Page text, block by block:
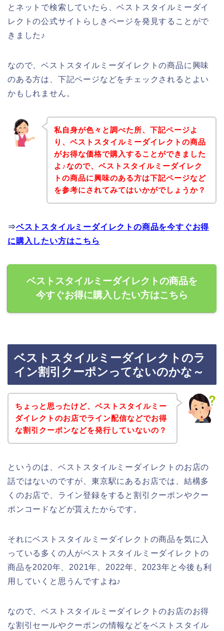
とネットで検索していたら、ベストスタイルミーダイ
レクトの公式サイトらしきページを発見することがで
きました♪
なので、ベストスタイルミーダイレクトの商品に興味
のある方は、下記ページなどをチェックされるとよい
かもしれません。
私自身が色々と調べた所、下記ページよ
り、ベストスタイルミーダイレクトの商品
がお得な価格で購入することができました
よ♪なので、ベストスタイルミーダイレク
トの商品に興味のある方は下記ページなど
を参考にされてみてはいかがでしょうか？
⇒ベストスタイルミーダイレクトの商品を今すぐお得
に購入したい方はこちら
ベストスタイルミーダイレクトの商品を
今すぐお得に購入したい方はこちら
ベストスタイルミーダイレクトのラ
イン割引クーポンってないのかな～
ちょっと思ったけど、ベストスタイルミー
ダイレクトのお店でライン配信などでお得
な割引クーポンなどを発行していないの？
というのは、ベストスタイルミーダイレクトのお店の
話ではないのですが、東京駅にあるお店では、結構多
くのお店で、ライン登録をすると割引クーポンやクー
ポンコードなどが貰えたからです。
それにベストスタイルミーダイレクトの商品を気に入
っている多くの人がベストスタイルミーダイレクトの
商品を2020年、2021年、2022年、2023年と今後も利
用していくと思うんですよね♪
なので、ベストスタイルミーダイレクトのお店のお得
な割引セールやクーポンの情報などをベストスタイル